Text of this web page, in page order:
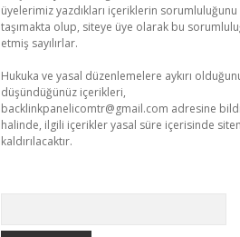
üyelerimiz yazdıkları içeriklerin sorumluluğunu
taşımakta olup, siteye üye olarak bu
etmiş sayılırlar.
Hukuka ve yasal düzenlemelere aykırı
düşündüğünüz içerikleri,
backlinkpanelicomtr@gmail.com adresine
halinde, ilgili içerikler yasal süre içerisinde
kaldırılacaktır.